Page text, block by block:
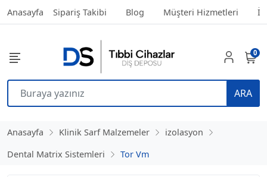
Anasayfa Sipariş Takibi Blog Müşteri Hizmetleri
ARA
0
Anasayfa Klinik Sarf Malzemeler
izolasyon
Dental Matrix Sistemleri
Tor Vm